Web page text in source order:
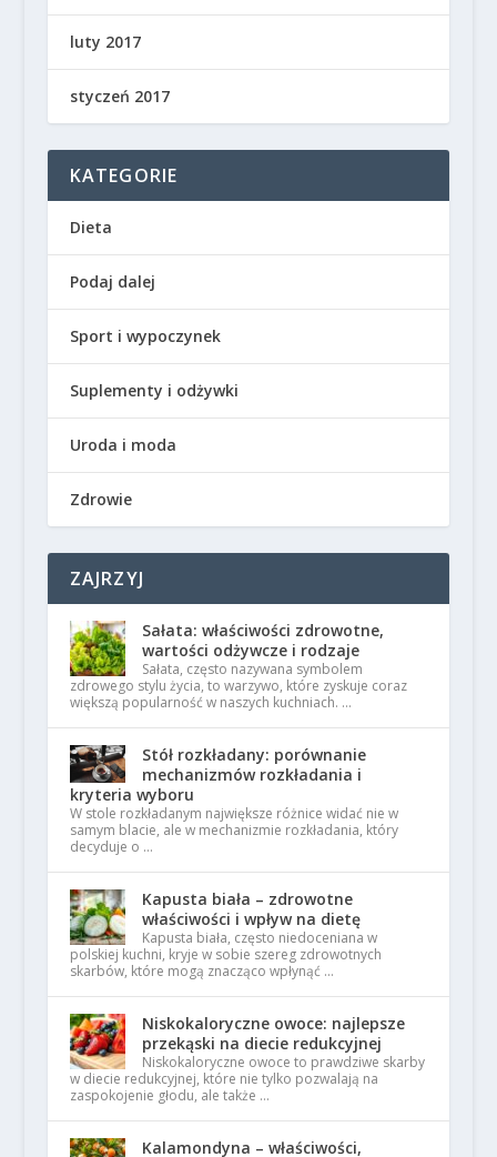
luty 2017
styczeń 2017
KATEGORIE
Dieta
Podaj dalej
Sport i wypoczynek
Suplementy i odżywki
Uroda i moda
Zdrowie
ZAJRZYJ
Sałata: właściwości zdrowotne,
wartości odżywcze i rodzaje
Sałata, często nazywana symbolem
zdrowego stylu życia, to warzywo, które zyskuje coraz
większą popularność w naszych kuchniach. …
Stół rozkładany: porównanie
mechanizmów rozkładania i
kryteria wyboru
W stole rozkładanym największe różnice widać nie w
samym blacie, ale w mechanizmie rozkładania, który
decyduje o …
Kapusta biała – zdrowotne
właściwości i wpływ na dietę
Kapusta biała, często niedoceniana w
polskiej kuchni, kryje w sobie szereg zdrowotnych
skarbów, które mogą znacząco wpłynąć …
Niskokaloryczne owoce: najlepsze
przekąski na diecie redukcyjnej
Niskokaloryczne owoce to prawdziwe skarby
w diecie redukcyjnej, które nie tylko pozwalają na
zaspokojenie głodu, ale także …
Kalamondyna – właściwości,